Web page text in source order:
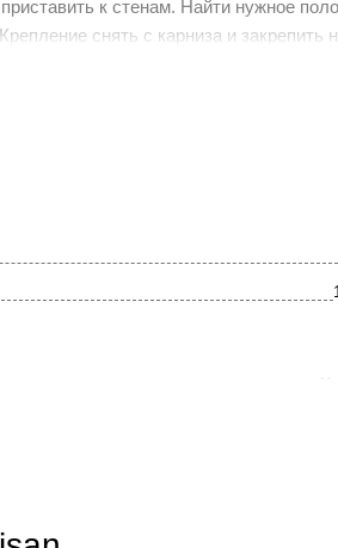
к стенам. Найти нужное
снять с карниза и
декоративные
внимание на комплектацию.
или технологию
характеристик. Это не является